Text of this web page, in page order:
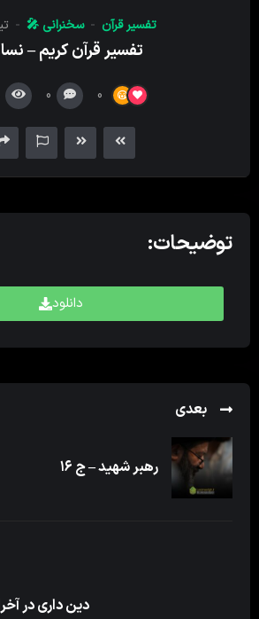
تفسیر قرآن سخنرانی 🎤 تیر
تفسیر قرآن کریم – نساء
0
0
توضیحات:
دانلود
بعدی
رهبر شهید – ج ۱۶
دین داری در